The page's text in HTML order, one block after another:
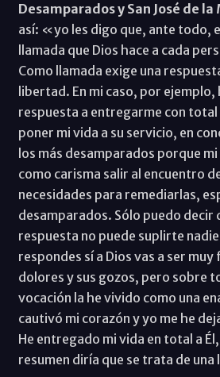
Desamparados y San José de
así: «yo les digo que, ante todo,
llamada que Dios hace a cada
Como llamada exige una
libertad. En mi caso, por ejemplo,
respuesta a entregarme con total
poner mi vida a su servicio, en
los más desamparados porque
como carisma salir al encuentro
necesidades para remediarlas,
desamparados. Sólo puedo decir
respuesta no puede suplirte
respondes sí a Dios vas a ser muy
dolores y sus gozos, pero sobre
vocación la he vivido como una
cautivó mi corazón y yo me he
He entregado mi vida en total a
resumen diría que se trata de